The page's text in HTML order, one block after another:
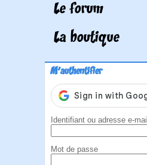
Le forum
La boutique
M'authentifier
Identifiant ou adresse e-mail
Mot de passe